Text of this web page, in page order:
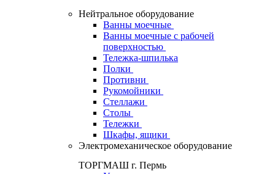
Нейтральное оборудование
Ванны моечные
Ванны моечные с рабочей
поверхностью
Тележка-шпилька
Полки
Противни
Рукомойники
Стеллажи
Столы
Тележки
Шкафы, ящики
Электромеханическое оборудование
ТОРГМАШ г. Пермь